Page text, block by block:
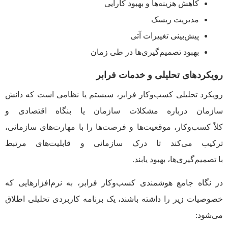
کاهش هزینه‌ها و بهبود کارایی
مدیریت ریسک
پیش‌بینی تغییرات آتی
بهبود تصمیم‌گیری‌ها در طی زمان
رویکردهای تحلیلی و خدمات فرابر
رویکرد تحلیلی کسب‌وکار فرابر، سیستم یا نظامی است که دانش
سازمان درباره مشکلات سازمان یا بنگاه اقتصادی و
کلاً کسب‌وکار، موقعیت‌ها و فرصت‌ها را با مهارت‌های سازمانی،
ترکیب می‌کند تا درک سازمانی و قابلیت‌های مرتبط
با تصمیم‌گیری‌ها، بهبود یابند.
در نگاه جامع هوشمندی کسب‌وکار فرابر، به نرم‌افزارهایی که
خصوصیات زیر را داشته باشند، یک برنامه کاربردی تحلیلی اطلاق
می‌شود: